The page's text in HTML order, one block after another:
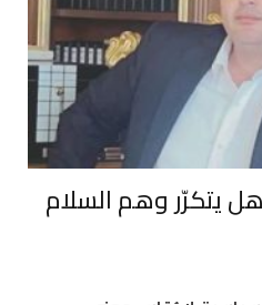
هل يتكرّر وهم السلام